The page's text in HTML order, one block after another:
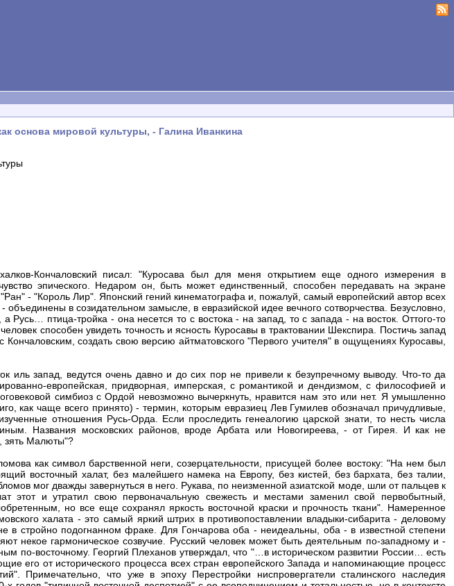
основа мировой культуры, - Галина Иванкина
Кончаловский писал: "Куросава был для меня открытием еще одного измерения в
эпического. Недаром он, быть может единственный, способен передавать на экране
- "Король Лир". Японский гений кинематографа и, пожалуй, самый европейский автор всех
в созидательном замысле, в евразийской идее вечного сотворчества. Безусловно,
а Русь… птица-тройка - она несется то с востока - на запад, то с запада - на восток. Оттого-то
способен увидеть точность и ясность Куросавы в трактовании Шекспира. Постичь запад
Кончаловским, создать свою версию айтматовского "Первого учителя" в ощущениях Куросавы,
иль запад, ведутся очень давно и до сих пор не привели к безупречному выводу. Что-то да
европейская, придворная, имперская, с романтикой и дендизмом, с философией и
симбиоз с Ордой невозможно вычеркнуть, нравится нам это или нет. Я умышленно
как чаще всего принято) - термин, которым евразиец Лев Гумилев обозначал причудливые,
отношения Русь-Орда. Если проследить генеалогию царской знати, то несть числа
Названия московских районов, вроде Арбата или Новогиреева, - от Гирея. И как не
зять Малюты"?
как символ барственной неги, созерцательности, присущей более востоку: "На нем был
восточный халат, без малейшего намека на Европу, без кистей, без бархата, без талии,
мог дважды завернуться в него. Рукава, по неизменной азиатской моде, шли от пальцев к
этот и утратил свою первоначальную свежесть и местами заменил свой первобытный,
но все еще сохранял яркость восточной краски и прочность ткани". Намеренное
халата - это самый яркий штрих в противопоставлении владыки-сибарита - деловому
в стройно подогнанном фраке. Для Гончарова оба - неидеальны, оба - в известной степени
некое гармоническое созвучие. Русский человек может быть деятельным по-западному и -
по-восточному. Георгий Плеханов утверждал, что "…в историческом развитии России… есть
его от исторического процесса всех стран европейского Запада и напоминающие процесс
Примечательно, что уже в эпоху Перестройки ниспровергатели сталинского наследия